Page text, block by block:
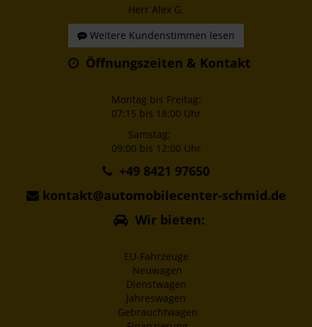
Herr Alex G.
Weitere Kundenstimmen lesen
Öffnungszeiten & Kontakt
Montag bis Freitag:
07:15 bis 18:00 Uhr
Samstag:
09:00 bis 12:00 Uhr
+49 8421 97650
kontakt@automobilecenter-schmid.de
Wir bieten:
EU-Fahrzeuge
Neuwagen
Dienstwagen
Jahreswagen
Gebrauchtwagen